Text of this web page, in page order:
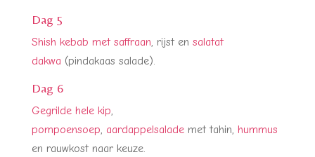
Dag 5
Shish kebab met saffraan, rijst en salatat
dakwa (pindakaas salade).
Dag 6
Gegrilde hele kip,
pompoensoep, aardappelsalademet tahin, hummus
en rauwkost naar keuze.